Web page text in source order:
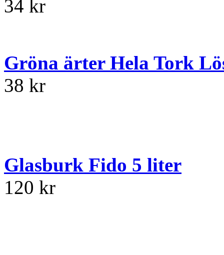
34 kr
Gröna ärter Hela Tork
38 kr
Glasburk Fido 5 liter
120 kr